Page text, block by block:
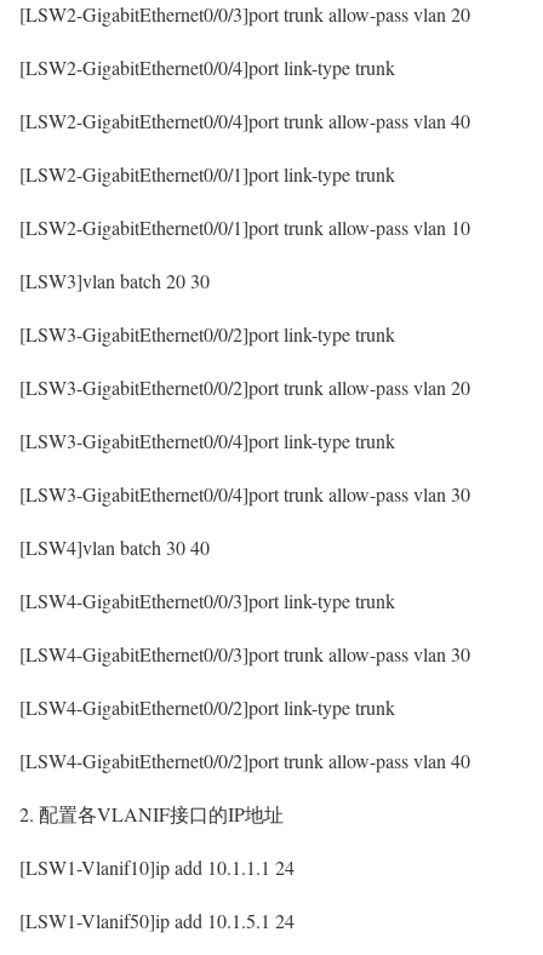
[LSW2-GigabitEthernet0/0/3]port trunk allow-pass vlan 20
[LSW2-GigabitEthernet0/0/4]port link-type trunk
[LSW2-GigabitEthernet0/0/4]port trunk allow-pass vlan 40
[LSW2-GigabitEthernet0/0/1]port link-type trunk
[LSW2-GigabitEthernet0/0/1]port trunk allow-pass vlan 10
[LSW3]vlan batch 20 30
[LSW3-GigabitEthernet0/0/2]port link-type trunk
[LSW3-GigabitEthernet0/0/2]port trunk allow-pass vlan 20
[LSW3-GigabitEthernet0/0/4]port link-type trunk
[LSW3-GigabitEthernet0/0/4]port trunk allow-pass vlan 30
[LSW4]vlan batch 30 40
[LSW4-GigabitEthernet0/0/3]port link-type trunk
[LSW4-GigabitEthernet0/0/3]port trunk allow-pass vlan 30
[LSW4-GigabitEthernet0/0/2]port link-type trunk
[LSW4-GigabitEthernet0/0/2]port trunk allow-pass vlan 40
2. 配置各VLANIF接口的IP地址
[LSW1-Vlanif10]ip add 10.1.1.1 24
[LSW1-Vlanif50]ip add 10.1.5.1 24